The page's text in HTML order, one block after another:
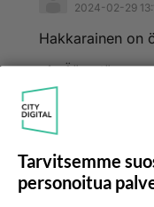
2024-02-29
Hakkarainen on
Äänestä
2024-02-29
Alkoholisoitunut
kohde kauniille
Tarvitsemme
personoitua